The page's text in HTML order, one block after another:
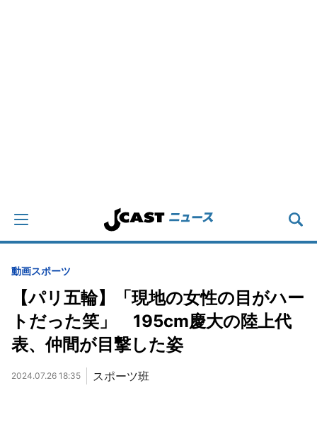
動画スポーツ
【パリ五輪】「現地の女性の目がハー
トだった笑」 195cm慶大の陸上代
表、仲間が目撃した姿
2024.07.26 18:35 スポーツ班